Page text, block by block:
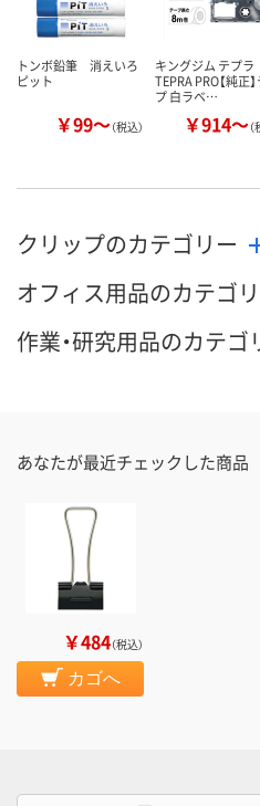
トンボ鉛筆 消えいろ
ピット
￥99～（税込）
キングジム テプラ
TEPRA PRO【純正
プ 白ラベ…
￥914～
クリップのカテゴリー
オフィス用品のカテゴ
作業・研究用品のカテゴ
あなたが最近チェックした商品
￥484（税込）
カゴへ